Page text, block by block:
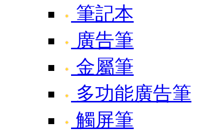
筆記本
廣告筆
金屬筆
多功能廣告筆
觸屏筆